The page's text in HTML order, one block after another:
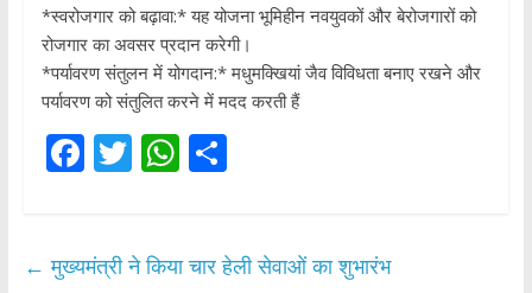
*स्वरोजगार को बढ़ावा:* यह योजना भूमिहीन नवयुवकों और बेरोजगारों को
रोजगार का अवसर प्रदान करेगी।
*पर्यावरण संतुलन में योगदान:* मधुमक्खियां जैव विविधता बनाए रखने और
पर्यावरण को संतुलित करने में मदद करती हैं
F
b
T
er
W
s
S
e
← मुख्यमंत्री ने किया चार हेली सेवाओं का शुभारंभ